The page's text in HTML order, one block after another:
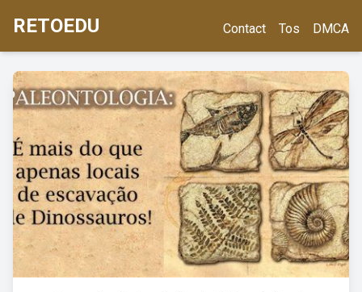
RETOEDU Contact Tos DMCA